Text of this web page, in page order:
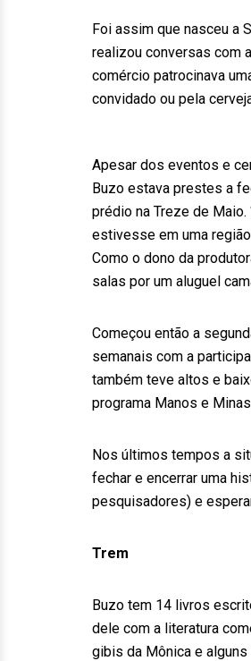
Foi assim que nasceu a
realizou conversas com
comércio patrocinava
convidado ou pela
Apesar dos eventos e
Buzo estava prestes a
prédio na Treze de
estivesse em uma
Como o dono da
salas por um aluguel
Começou então a
semanais com a
também teve altos e
programa Manos e
Nos últimos tempos a
fechar e encerrar uma
pesquisadores) e
Trem
Buzo tem 14 livros
dele com a literatura
gibis da Mônica e